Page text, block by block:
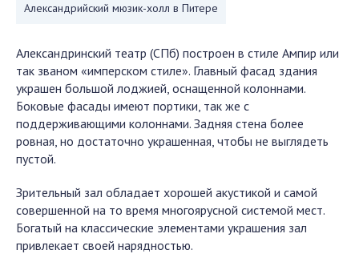
Александрийский мюзик-холл в Питере
Александринский театр (СПб) построен в стиле Ампир или
так званом «имперском стиле». Главный фасад здания
украшен большой лоджией, оснащенной колоннами.
Боковые фасады имеют портики, так же с
поддерживающими колоннами. Задняя стена более
ровная, но достаточно украшенная, чтобы не выглядеть
пустой.
Зрительный зал обладает хорошей акустикой и самой
совершенной на то время многоярусной системой мест.
Богатый на классические элементами украшения зал
привлекает своей нарядностью.